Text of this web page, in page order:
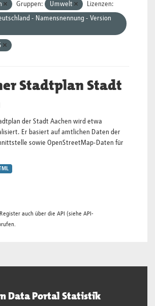
Gruppen: Umwelt
Lizenzen:
- Namensnennung - Version
Stadtplan Stadt
der Stadt Aachen wird etwa
Er basiert auf amtlichen Daten der
sowie OpenStreetMap-Daten für
auch über die API (siehe API-
Data Portal Statistik